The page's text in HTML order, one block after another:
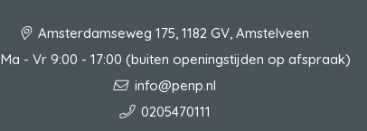
Amsterdamseweg 175, 1182 GV, Amstelveen
Ma - Vr 9:00 - 17:00 (buiten openingstijden op afspraak)
info@penp.nl
0205470111